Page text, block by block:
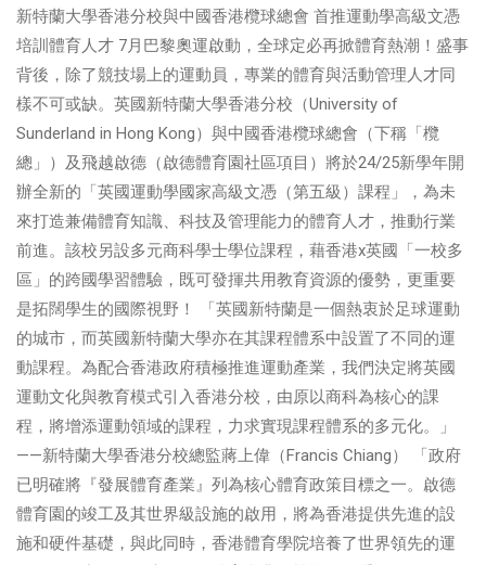
新特蘭大學香港分校與中國香港欖球總會 首推運動學高級文憑
培訓體育人才 7月巴黎奧運啟動，全球定必再掀體育熱潮！盛事
背後，除了競技場上的運動員，專業的體育與活動管理人才同
樣不可或缺。英國新特蘭大學香港分校（University of
Sunderland in Hong Kong）與中國香港欖球總會（下稱「欖
總」）及飛越啟德（啟德體育園社區項目）將於24/25新學年開
辦全新的「英國運動學國家高級文憑（第五級）課程」，為未
來打造兼備體育知識、科技及管理能力的體育人才，推動行業
前進。該校另設多元商科學士學位課程，藉香港x英國「一校多
區」的跨國學習體驗，既可發揮共用教育資源的優勢，更重要
是拓闊學生的國際視野！ 「英國新特蘭是一個熱衷於足球運動
的城市，而英國新特蘭大學亦在其課程體系中設置了不同的運
動課程。為配合香港政府積極推進運動產業，我們決定將英國
運動文化與教育模式引入香港分校，由原以商科為核心的課
程，將增添運動領域的課程，力求實現課程體系的多元化。」
——新特蘭大學香港分校總監蔣上偉（Francis Chiang） 「政府
已明確將『發展體育產業』列為核心體育政策目標之一。啟德
體育園的竣工及其世界級設施的啟用，將為香港提供先進的設
施和硬件基礎，與此同時，香港體育學院培養了世界領先的運